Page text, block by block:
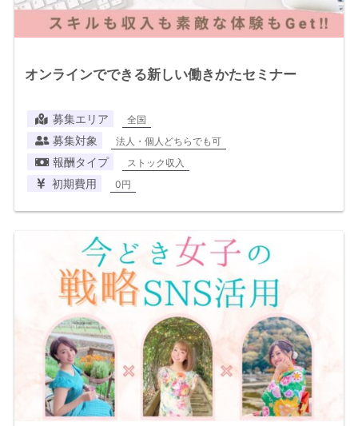
オンラインでできる新しい働きかたセミナー
募集エリア 全国
募集対象 法人・個人どちらでも可
報酬タイプ ストック収入
初期費用 0円